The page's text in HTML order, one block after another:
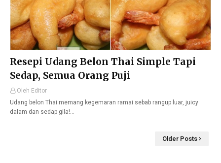
Resepi Udang Belon Thai Simple Tapi
Sedap, Semua Orang Puji
Oleh Editor
Udang belon Thai memang kegemaran ramai sebab rangup luar, juicy
dalam dan sedap gila!…
Older Posts